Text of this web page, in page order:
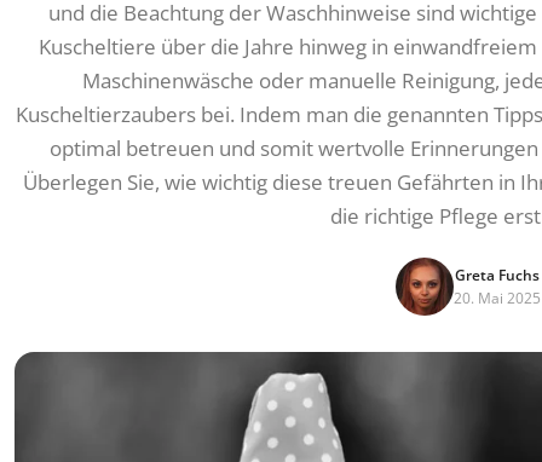
und die Beachtung der Waschhinweise sind
Kuscheltiere über die Jahre hinweg in
Maschinenwäsche oder manuelle Reinigung,
Kuscheltierzaubers bei. Indem man die genannten
optimal betreuen und somit wertvolle
Überlegen Sie, wie wichtig diese treuen Gefährten in
die richtige Pflege
Greta Fuchs
20. Mai 2025